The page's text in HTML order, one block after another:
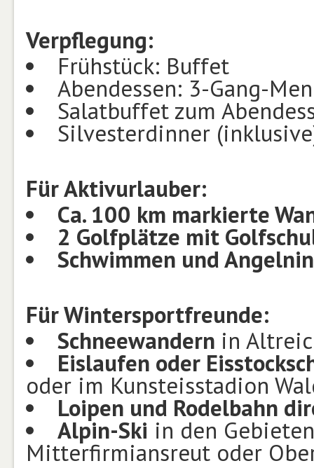
Verpflegung:
Frühstück: Buffet
Abendessen: 3-Gang-
Salatbuffet zum
Silvesterdinner
Für Aktivurlauber:
Ca. 100 km markierte
2 Golfplätze mit
Schwimmen und Angeln
Für Wintersportfreunde:
Schneewandern in
Eislaufen oder
oder im Kunsteisstadion
Loipen und Rodelbahn
Alpin-Ski in den
Mitterfirmiansreut oder